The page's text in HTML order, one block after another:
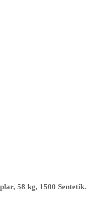
58 kg, 1500 Sentetik.